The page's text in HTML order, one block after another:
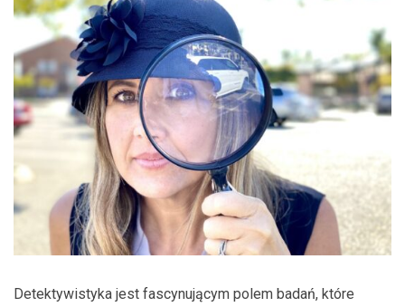
Detektywistyka jest fascynującym polem badań, które